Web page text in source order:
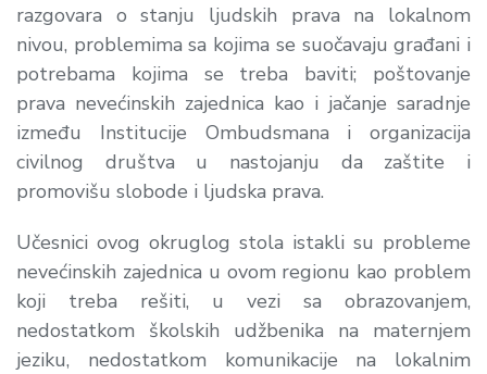
razgovara o stanju ljudskih prava na lokalnom
nivou, problemima sa kojima se suočavaju građani i
potrebama kojima se treba baviti; poštovanje
prava nevećinskih zajednica kao i jačanje saradnje
između Institucije Ombudsmana i organizacija
civilnog društva u nastojanju da zaštite i
promovišu slobode i ljudska prava.
Učesnici ovog okruglog stola istakli su probleme
nevećinskih zajednica u ovom regionu kao problem
koji treba rešiti, u vezi sa obrazovanjem,
nedostatkom školskih udžbenika na maternjem
jeziku, nedostatkom komunikacije na lokalnim